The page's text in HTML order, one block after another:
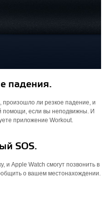
падения.
произошло ли резкое падение, и
помощи, если вы неподвижны. И
приложение Workout.
SOS.
и Apple Watch смогут позвонить в
о вашем местонахождении.